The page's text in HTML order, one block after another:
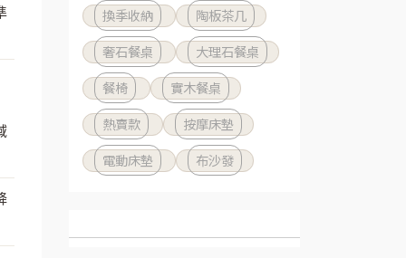
換季收納
陶板茶几
奢石餐桌
大理石餐桌
餐椅
實木餐桌
熱賣款
按摩床墊
電動床墊
布沙發